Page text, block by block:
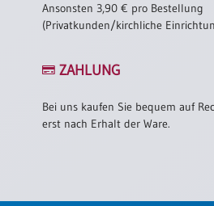
Ansonsten 3,90 € pro Bestellung
(Privatkunden/kirchliche
ZAHLUNG
Bei uns kaufen Sie bequem auf
erst nach Erhalt der Ware.